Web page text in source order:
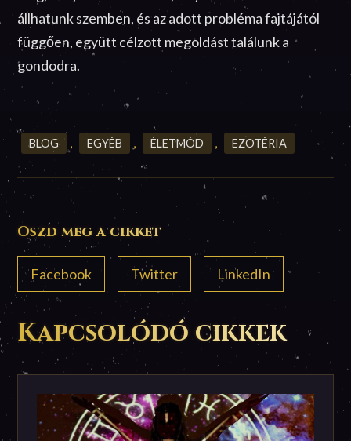
állhatunk szemben, és az adott probléma fajtájától
függően, együtt célzott megoldást találunk a
gondodra.
BLOG , EGYÉB , ÉLETMÓD , EZOTÉRIA
Oszd meg a cikket
Facebook Twitter LinkedIn
Kapcsolódó cikkek